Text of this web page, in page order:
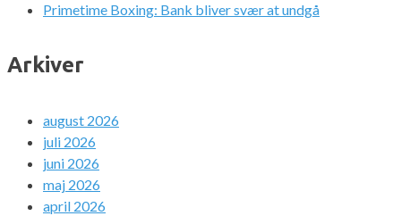
Primetime Boxing: Bank bliver svær at undgå
Arkiver
august 2026
juli 2026
juni 2026
maj 2026
april 2026